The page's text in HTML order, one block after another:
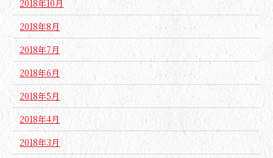
2018年10月
2018年8月
2018年7月
2018年6月
2018年5月
2018年4月
2018年3月